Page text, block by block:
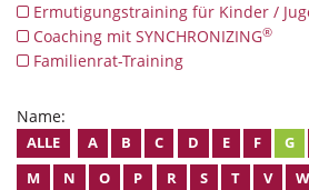
Ermutigungstraining für Kinder /
Coaching mit SYNCHRONIZING®
Familienrat-Training
Name:
ALLE A B C D E F G
M
N O P R S T V W